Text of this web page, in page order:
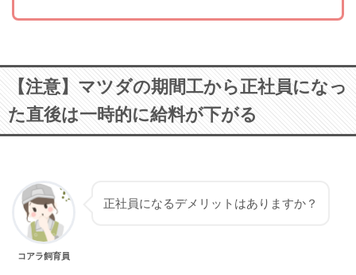
【注意】マツダの期間工から正社員になっ
た直後は一時的に給料が下がる
コアラ飼育員
正社員になるデメリットはありますか？